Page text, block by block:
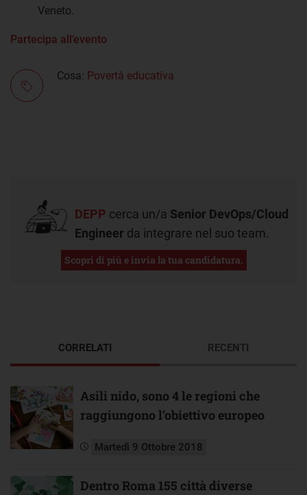
Veneto.
Partecipa all’evento
Cosa: Povertà educativa
DEPP cerca un/a Senior DevOps/Cloud
Engineer da integrare nel suo team.
Scopri di più e invia la tua candidatura.
CORRELATI
Asili nido, sono 4 le regioni che
raggiungono l’obiettivo europeo
Martedì 9 Ottobre 2018
Dentro Roma 155 città diverse
RECENTI